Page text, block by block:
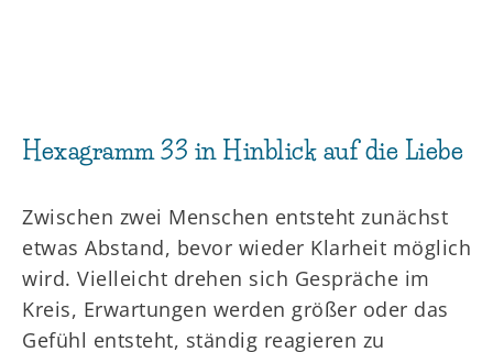
Hexagramm 33 in Hinblick auf die Liebe
Zwischen zwei Menschen entsteht zunächst
etwas Abstand, bevor wieder Klarheit möglich
wird. Vielleicht drehen sich Gespräche im
Kreis, Erwartungen werden größer oder das
Gefühl entsteht, ständig reagieren zu